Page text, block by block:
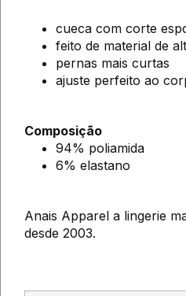
cueca com corte
feito de material de
pernas mais curtas
ajuste perfeito ao
Composição
94% poliamida
6% elastano
Anais Apparel a lingerie
desde 2003.